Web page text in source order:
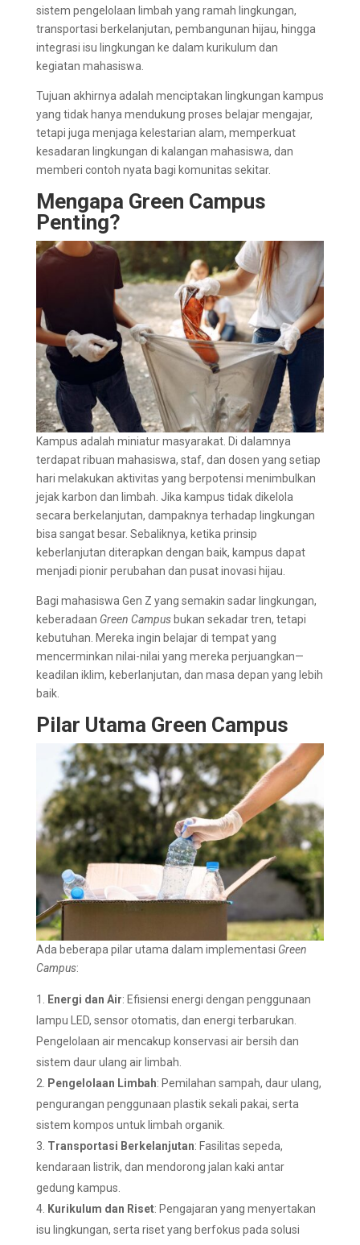
sistem pengelolaan limbah yang ramah lingkungan,
transportasi berkelanjutan, pembangunan hijau, hingga
integrasi isu lingkungan ke dalam kurikulum dan
kegiatan mahasiswa.
Tujuan akhirnya adalah menciptakan lingkungan kampus
yang tidak hanya mendukung proses belajar mengajar,
tetapi juga menjaga kelestarian alam, memperkuat
kesadaran lingkungan di kalangan mahasiswa, dan
memberi contoh nyata bagi komunitas sekitar.
Mengapa Green Campus
Penting?
Kampus adalah miniatur masyarakat. Di dalamnya
terdapat ribuan mahasiswa, staf, dan dosen yang setiap
hari melakukan aktivitas yang berpotensi menimbulkan
jejak karbon dan limbah. Jika kampus tidak dikelola
secara berkelanjutan, dampaknya terhadap lingkungan
bisa sangat besar. Sebaliknya, ketika prinsip
keberlanjutan diterapkan dengan baik, kampus dapat
menjadi pionir perubahan dan pusat inovasi hijau.
Bagi mahasiswa Gen Z yang semakin sadar lingkungan,
keberadaan Green Campus bukan sekadar tren, tetapi
kebutuhan. Mereka ingin belajar di tempat yang
mencerminkan nilai-nilai yang mereka perjuangkan—
keadilan iklim, keberlanjutan, dan masa depan yang lebih
baik.
Pilar Utama Green Campus
Ada beberapa pilar utama dalam implementasi Green
Campus:
Energi dan Air: Efisiensi energi dengan penggunaan
lampu LED, sensor otomatis, dan energi terbarukan.
Pengelolaan air mencakup konservasi air bersih dan
sistem daur ulang air limbah.
Pengelolaan Limbah: Pemilahan sampah, daur ulang,
pengurangan penggunaan plastik sekali pakai, serta
sistem kompos untuk limbah organik.
Transportasi Berkelanjutan: Fasilitas sepeda,
kendaraan listrik, dan mendorong jalan kaki antar
gedung kampus.
Kurikulum dan Riset: Pengajaran yang menyertakan
isu lingkungan, serta riset yang berfokus pada solusi